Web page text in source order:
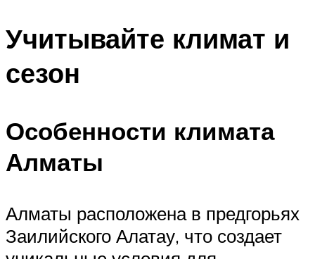
Учитывайте климат и
сезон
Особенности климата
Алматы
Алматы расположена в предгорьях
Заилийского Алатау, что создает